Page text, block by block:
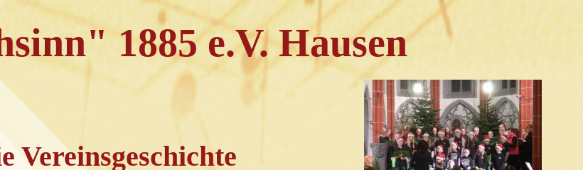
1885 e.V. Hausen
Vereinsgeschichte